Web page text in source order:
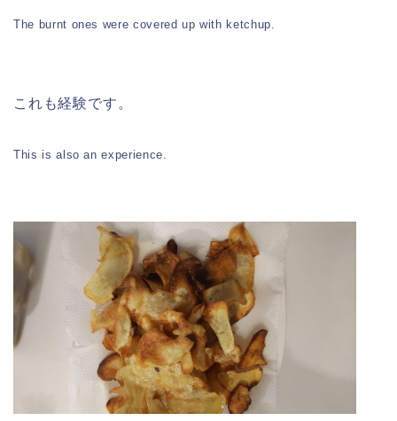
The burnt ones were covered up with ketchup.
これも経験です。
This is also an experience.